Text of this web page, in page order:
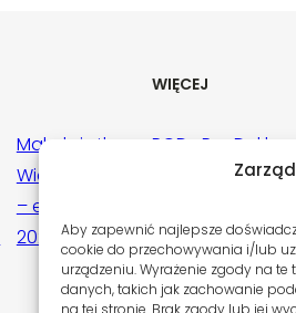
Aby zapewnić najlepsze
cookie do przechowywania i/lub
urządzeniu. Wyrażenie zgody na
danych, takich jak zachowanie
na tej stronie. Brak zgody lub jej
Mała książka
Wielki Człowiek
– edycja
2024/2025
WIĘCEJ
ROD
tece
Re
iny
Deklara
cja
ności